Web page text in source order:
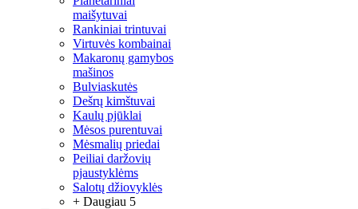
maišytuvai
Rankiniai trintuvai
Virtuvės kombainai
Makaronų gamybos
mašinos
Bulviaskutės
Dešrų kimštuvai
Kaulų pjūklai
Mėsos purentuvai
Mėsmalių priedai
Peiliai daržovių
pjaustyklėms
Salotų džiovyklės
+ Daugiau 5